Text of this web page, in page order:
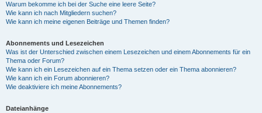
Warum bekomme ich bei der Suche eine leere Seite?
Wie kann ich nach Mitgliedern suchen?
Wie kann ich meine eigenen Beiträge und Themen finden?
Abonnements und Lesezeichen
Was ist der Unterschied zwischen einem Lesezeichen und einem Abonnements für ein
Thema oder Forum?
Wie kann ich ein Lesezeichen auf ein Thema setzen oder ein Thema abonnieren?
Wie kann ich ein Forum abonnieren?
Wie deaktiviere ich meine Abonnements?
Dateianhänge